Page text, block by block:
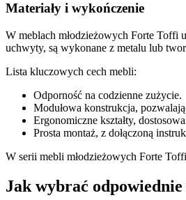
Materiały i wykończenie
W meblach młodzieżowych Forte Toffi
uchwyty, są wykonane z metalu lub
Lista kluczowych cech mebli:
Odporność na codzienne zużycie.
Modułowa konstrukcja,
Ergonomiczne kształty,
Prosta montaż, z dołączoną
W serii mebli młodzieżowych Forte
Jak wybrać